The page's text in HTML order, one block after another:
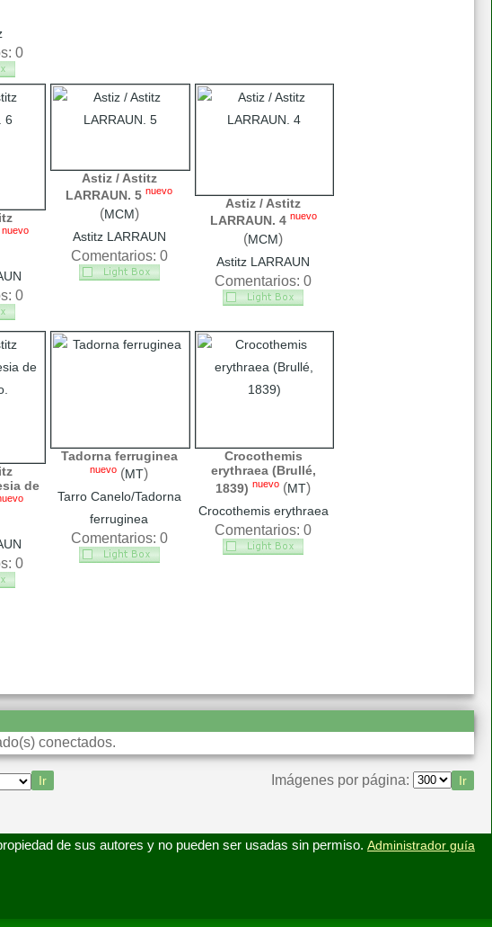
0
nuevo
0
Astiz / Astitz
LARRAUN. 5 nuevo
(MCM)
Astitz LARRAUN
Comentarios: 0
Astiz / Astitz
LARRAUN. 4 nuevo
(MCM)
Astitz LARRAUN
Comentarios: 0
de
0
Tadorna ferruginea
nuevo (MT)
Tarro Canelo/Tadorna
ferruginea
Comentarios: 0
Crocothemis
erythraea (Brullé,
1839) nuevo (MT)
Crocothemis erythraea
Comentarios: 0
conectados.
Imágenes por página:
de sus autores y no pueden ser usadas sin permiso. Administrador guía